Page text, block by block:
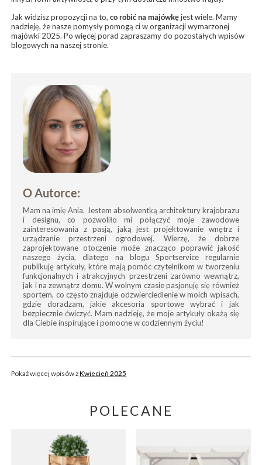
Jak widzisz propozycji na to,co robić na majówkęjest wiele. Mamy
nadzieję, że nasze pomysły pomogą ci w organizacji wymarzonej
majówki 2025. Po więcej porad zapraszamy do pozostałych wpisów
blogowych na naszej stronie.
O Autorce:
Mam na imię Ania. Jestem absolwentką architektury krajobrazu
i designu, co pozwoliło mi połączyć moje zawodowe
zainteresowania z pasją, jaką jest projektowanie wnętrz i
urządzanie przestrzeni ogrodowej. Wierzę, że dobrze
zaprojektowane otoczenie może znacząco poprawić jakość
naszego życia, dlatego na blogu Sportservice regularnie
publikuję artykuły, które mają pomóc czytelnikom w tworzeniu
funkcjonalnych i atrakcyjnych przestrzeni zarówno wewnątrz,
jak i na zewnątrz domu. W wolnym czasie pasjonuję się również
sportem, co często znajduje odzwierciedlenie w moich wpisach,
gdzie doradzam, jakie akcesoria sportowe wybrać i jak
bezpiecznie ćwiczyć. Mam nadzieję, że moje artykuły okażą się
dla Ciebie inspirujące i pomocne w codziennym życiu!
Pokaż więcej wpisów zKwiecień 2025
POLECANE